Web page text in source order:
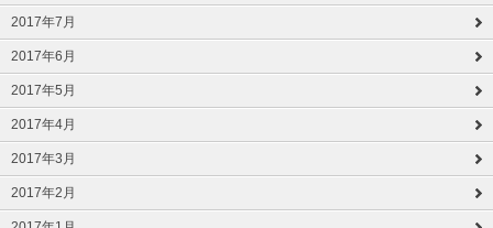
2017年7月
2017年6月
2017年5月
2017年4月
2017年3月
2017年2月